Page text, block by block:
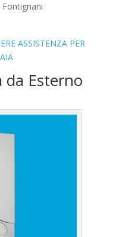
Fontignani
ASSISTENZA PER
da Esterno